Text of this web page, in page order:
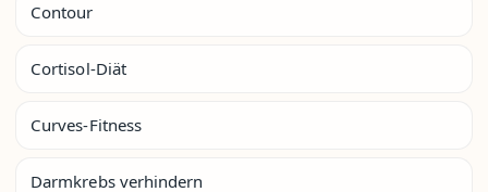
Contour
Cortisol-Diät
Curves-Fitness
Darmkrebs verhindern